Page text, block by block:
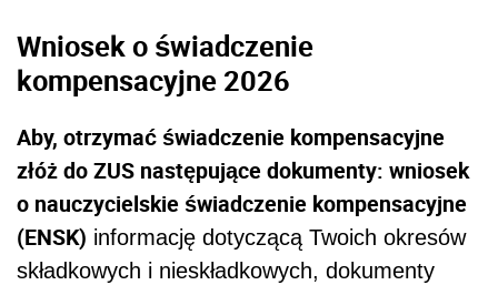
Wniosek o świadczenie
kompensacyjne 2026
Aby, otrzymać świadczenie kompensacyjne
złóż do ZUS następujące dokumenty: wniosek
o nauczycielskie świadczenie kompensacyjne
(ENSK) informację dotyczącą Twoich okresów
składkowych i nieskładkowych, dokumenty